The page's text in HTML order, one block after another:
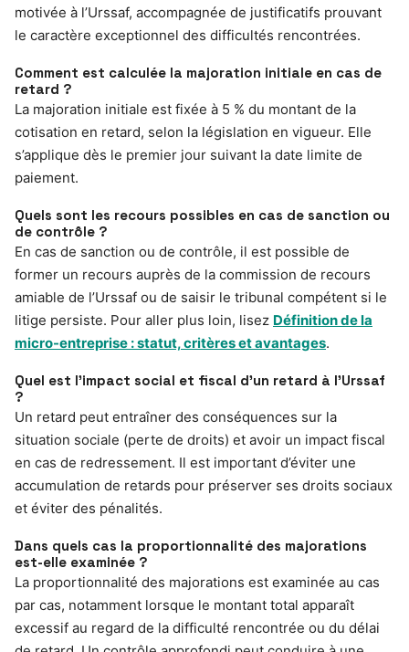
motivée à l’Urssaf, accompagnée de justificatifs prouvant
le caractère exceptionnel des difficultés rencontrées.
Comment est calculée la majoration initiale en cas de
retard ?
La majoration initiale est fixée à 5 % du montant de la
cotisation en retard, selon la législation en vigueur. Elle
s’applique dès le premier jour suivant la date limite de
paiement.
Quels sont les recours possibles en cas de sanction ou
de contrôle ?
En cas de sanction ou de contrôle, il est possible de
former un recours auprès de la commission de recours
amiable de l’Urssaf ou de saisir le tribunal compétent si le
litige persiste. Pour aller plus loin, lisez Définition de la
micro-entreprise : statut, critères et avantages.
Quel est l’impact social et fiscal d’un retard à l’Urssaf
?
Un retard peut entraîner des conséquences sur la
situation sociale (perte de droits) et avoir un impact fiscal
en cas de redressement. Il est important d’éviter une
accumulation de retards pour préserver ses droits sociaux
et éviter des pénalités.
Dans quels cas la proportionnalité des majorations
est-elle examinée ?
La proportionnalité des majorations est examinée au cas
par cas, notamment lorsque le montant total apparaît
excessif au regard de la difficulté rencontrée ou du délai